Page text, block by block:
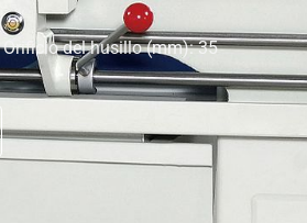
Orificio del husillo (mm): 35